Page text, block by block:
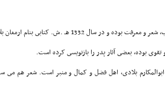
1332 هـ .ش. کتابى بنام ارمغان بلادى منتشر کرده است.
تقوى بوده، بعضى آثار پدر را بازنویسى کرده است.